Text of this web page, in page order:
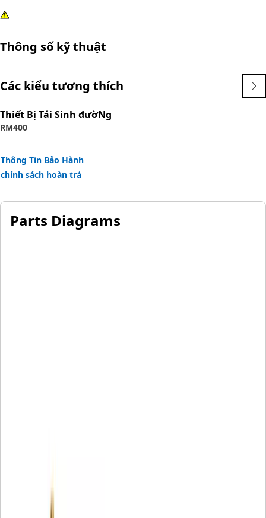
Thông số kỹ thuật
Các kiểu tương thích
Thiết Bị Tái Sinh đườNg
RM400
Thông Tin Bảo Hành
chính sách hoàn trả
Parts Diagrams